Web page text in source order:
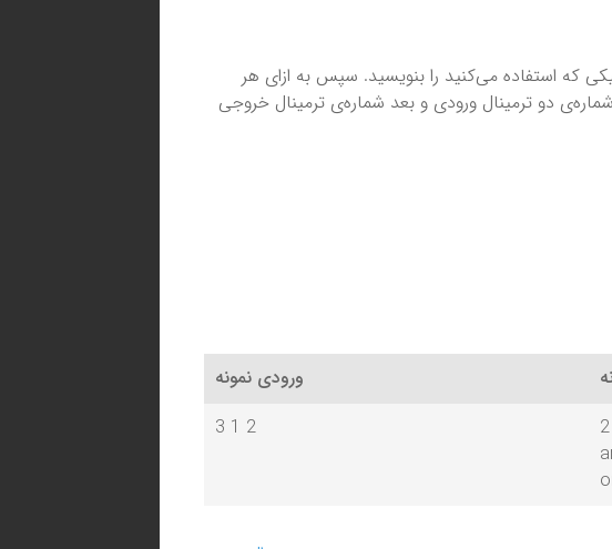
که استفاده می‌کنید را بنویسید. سپس به ازای هر
دو ترمینال ورودی و بعد شماره‌ی ترمینال خروجی
ورودی نمونه
3 1 2
2